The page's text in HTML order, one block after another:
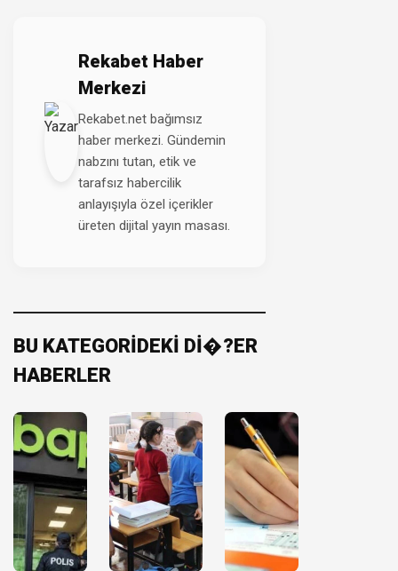
Rekabet Haber
Merkezi
Rekabet.net bağımsız
haber merkezi. Gündemin
nabzını tutan, etik ve
tarafsız habercilik
anlayışıyla özel içerikler
üreten dijital yayın masası.
BU KATEGORİDEKİ Dİ�?ER
HABERLER